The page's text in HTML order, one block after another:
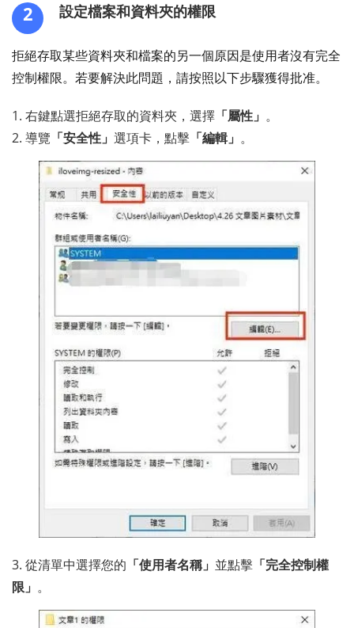
2 設定檔案和資料夾的權限
拒絕存取某些資料夾和檔案的另一個原因是使用者沒有完全
控制權限。若要解決此問題，請按照以下步驟獲得批准。
1. 右鍵點選拒絕存取的資料夾，選擇 「屬性」 。
2. 導覽 「安全性」 選項卡，點擊 「編輯」 。
3. 從清單中選擇您的 「使用者名稱」 並點擊 「完全控制權
限」 。